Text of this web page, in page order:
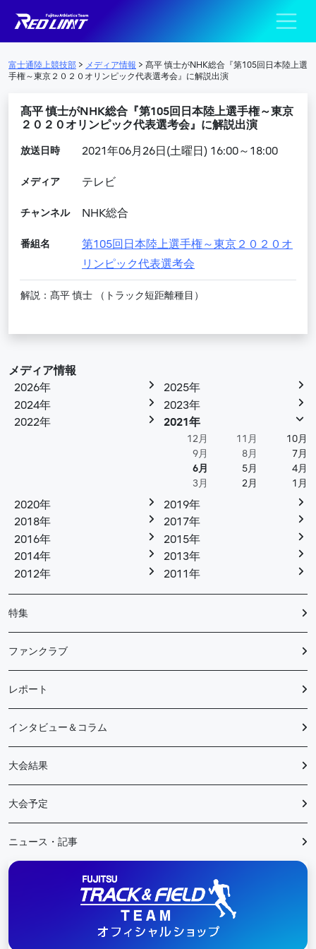
メインナビゲーション
陸上競技部 –
富士通陸上競技部 > メディア情報 > 髙平 慎士がNHK総合『第105回日本陸上選
手権～東京２０２０オリンピック代表選考会』に解説出演
髙平 慎士がNHK総合『第105回日本陸上選手権～東京
２０２０オリンピック代表選考会』に解説出演
放送日時 2021年06月26日(土曜日) 16:00～18:00
メディア テレビ
チャンネル NHK総合
番組名
第105回日本陸上選手権～東京２０２０オ
リンピック代表選考会
解説：髙平 慎士 （トラック短距離種目）
メディア情報
2026年
2025年
2024年
2023年
2022年
2021年
12月 11月
10月
9月
8月
7月
6月
5月
4月
3月
2月 1月
2020年
2019年
2018年
2017年
2016年
2015年
2014年
2013年
2012年
2011年
特集
ファンクラブ
レポート
インタビュー＆コラム
大会結果
大会予定
ニュース・記事